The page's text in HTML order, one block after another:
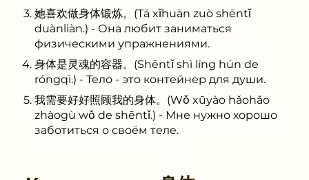
她喜欢做身体锻炼。(Tā xǐhuān zuò shēntǐ
duànliàn.) - Она любит заниматься
физическими упражнениями.
身体是灵魂的容器。(Shēntǐ shì líng hún de
róngqì.) - Тело - это контейнер для души.
我需要好好照顾我的身体。(Wǒ xūyào hǎohǎo
zhàogù wǒ de shēntǐ.) - Мне нужно хорошо
заботиться о своём теле.